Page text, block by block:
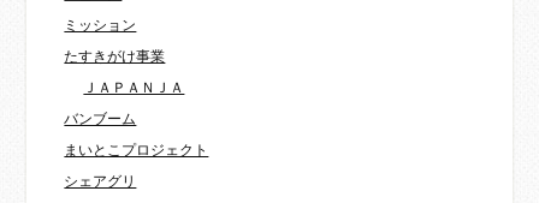
ミッション
たすきがけ事業
ＪＡＰＡＮＪＡ
バンブーム
まいとこプロジェクト
シェアグリ